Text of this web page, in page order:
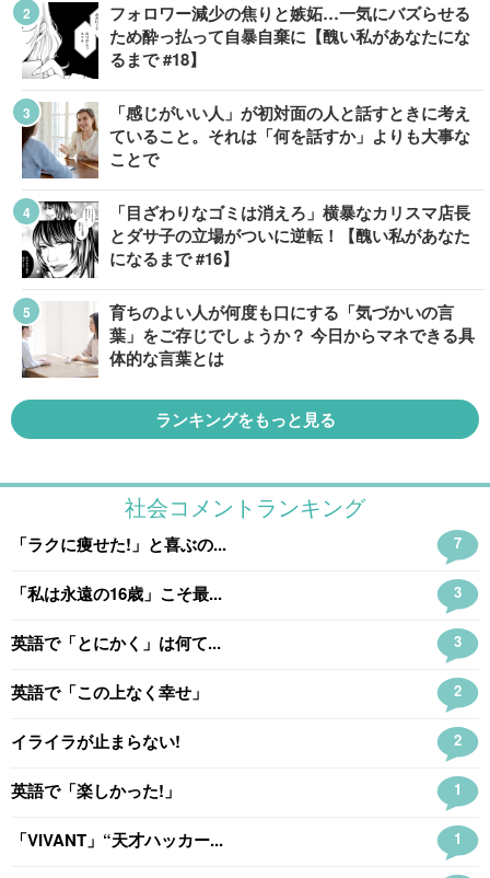
フォロワー減少の焦りと嫉妬…一気にバズらせる
ため酔っ払って自暴自棄に【醜い私があなたにな
るまで #18】
「感じがいい人」が初対面の人と話すときに考え
ていること。それは「何を話すか」よりも大事な
ことで
「目ざわりなゴミは消えろ」横暴なカリスマ店長
とダサ子の立場がついに逆転！【醜い私があなた
になるまで #16】
育ちのよい人が何度も口にする「気づかいの言
葉」をご存じでしょうか？ 今日からマネできる具
体的な言葉とは
ランキングをもっと見る